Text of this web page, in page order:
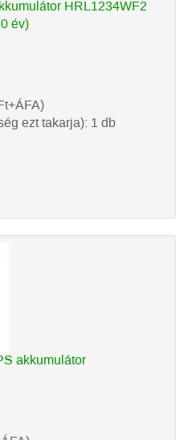
HRL1234WF2
év)
+ÁFA)
ezt takarja): 1 db
akkumulátor